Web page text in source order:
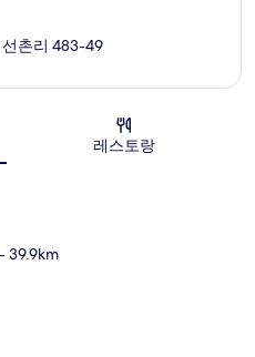
촌리 483-49
레스토랑
- 39.9km